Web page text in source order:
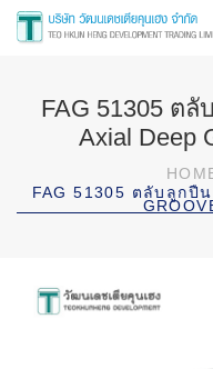
FAG 51305 ต
Axial Deep
FAG 51305 ตลับลูกปื